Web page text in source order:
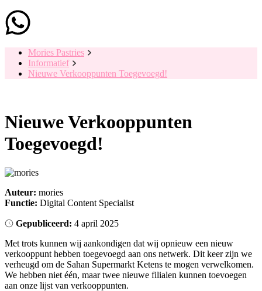
Mories Pastries
Informatief
Nieuwe Verkooppunten Toegevoegd!
Nieuwe Verkooppunten
Toegevoegd!
Auteur: mories
Functie: Digital Content Specialist
Gepubliceerd: 4 april 2025
Met trots kunnen wij aankondigen dat wij opnieuw een nieuw
verkooppunt hebben toegevoegd aan ons netwerk. Dit keer zijn we
verheugd om de Sahan Supermarkt Ketens te mogen verwelkomen.
We hebben niet één, maar twee nieuwe filialen kunnen toevoegen
aan onze lijst van verkooppunten.